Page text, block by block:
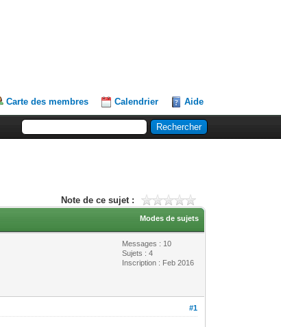
Carte des membres Calendrier Aide
Note de ce sujet :
Modes de sujets
Messages : 10
Sujets : 4
Inscription : Feb 2016
#1